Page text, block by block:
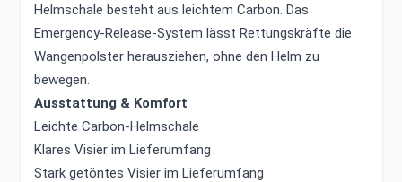
Helmschale besteht aus leichtem Carbon. Das
Emergency-Release-System lässt Rettungskräfte die
Wangenpolster herausziehen, ohne den Helm zu
bewegen.
Ausstattung & Komfort
Leichte Carbon-Helmschale
Klares Visier im Lieferumfang
Stark getöntes Visier im Lieferumfang